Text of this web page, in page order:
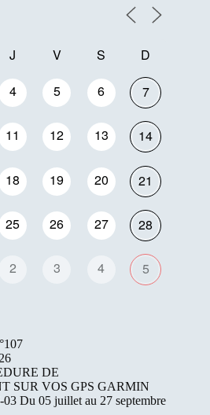
J V S D
4 5 6 7
11 12 13 14
18 19 20 21
25 26 27 28
2 3 4 5
DE
SUR VOS GPS GARMIN
Du 05 juillet au 27 septembre